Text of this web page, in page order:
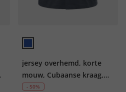
jersey overhemd, korte
mouw, Cubaanse kraag,
Cuba fit, tot 8XL
- 50%